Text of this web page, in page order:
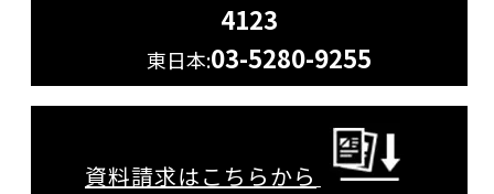
4123
東日本:03-5280-9255
資料請求はこちらから